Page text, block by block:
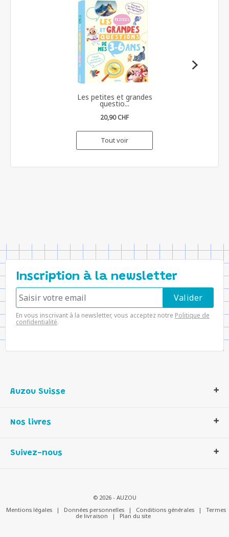
Les petites et grandes
questio...
20,90 CHF
Tout voir
Inscription à la newsletter
En vous inscrivant à la newsletter, vous acceptez notre Politique de
confidentialité.
Auzou Suisse
Notre histoire
Contactez-nous
Nos livres
Livres enfants
Suivez-nous
© 2026 - AUZOU
Mentions légales
| Données personnelles | Conditions générales |
Termes
de livraison
| Plan du site